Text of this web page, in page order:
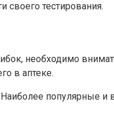
своего тестирования.
необходимо
в аптеке.
популярные